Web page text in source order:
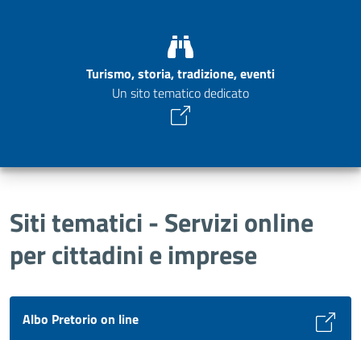
Turismo, storia, tradizione, eventi
Un sito tematico dedicato
Siti tematici - Servizi online
per cittadini e imprese
Albo Pretorio on line